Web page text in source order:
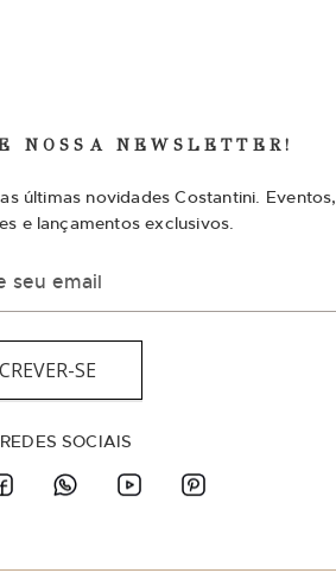
NOSSA NEWSLETTER!
últimas novidades Costantini. Eventos,
e lançamentos exclusivos.
SE
SOCIAIS